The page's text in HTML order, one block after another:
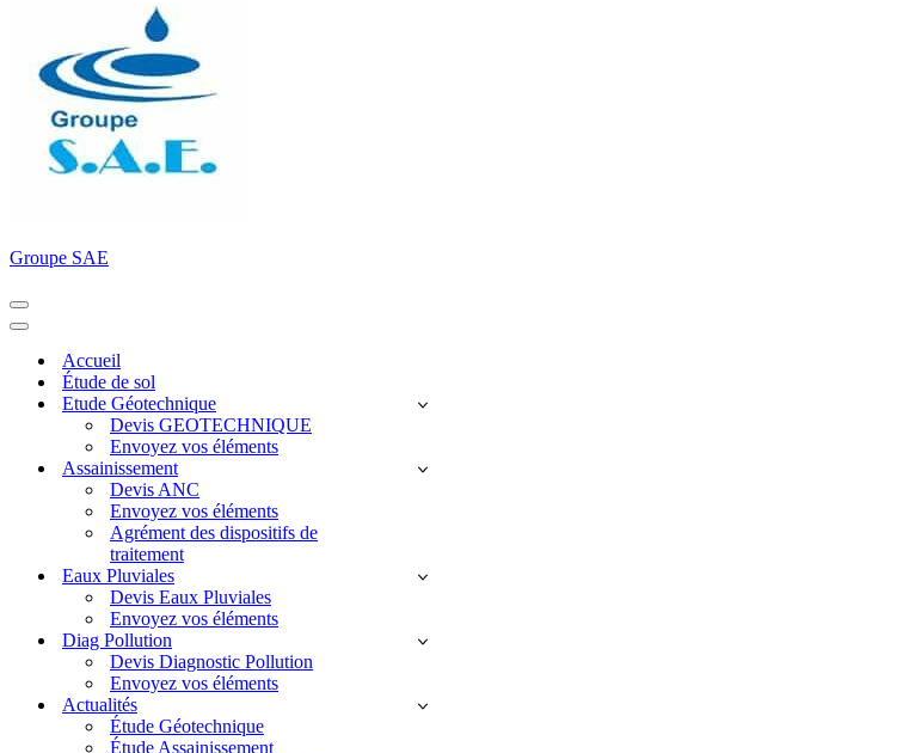
Groupe SAE
Menu
de
Menu
navigationAccueil
Étude de sol
Etude Géotechnique
Devis GEOTECHNIQUE
Envoyez vos éléments
Assainissement
Devis ANC
Envoyez vos éléments
Agrément des dispositifs de
traitement
Eaux Pluviales
Devis Eaux Pluviales
Envoyez vos éléments
Diag Pollution
Devis Diagnostic Pollution
Envoyez vos éléments
Actualités
Étude Géotechnique
Étude Assainissement